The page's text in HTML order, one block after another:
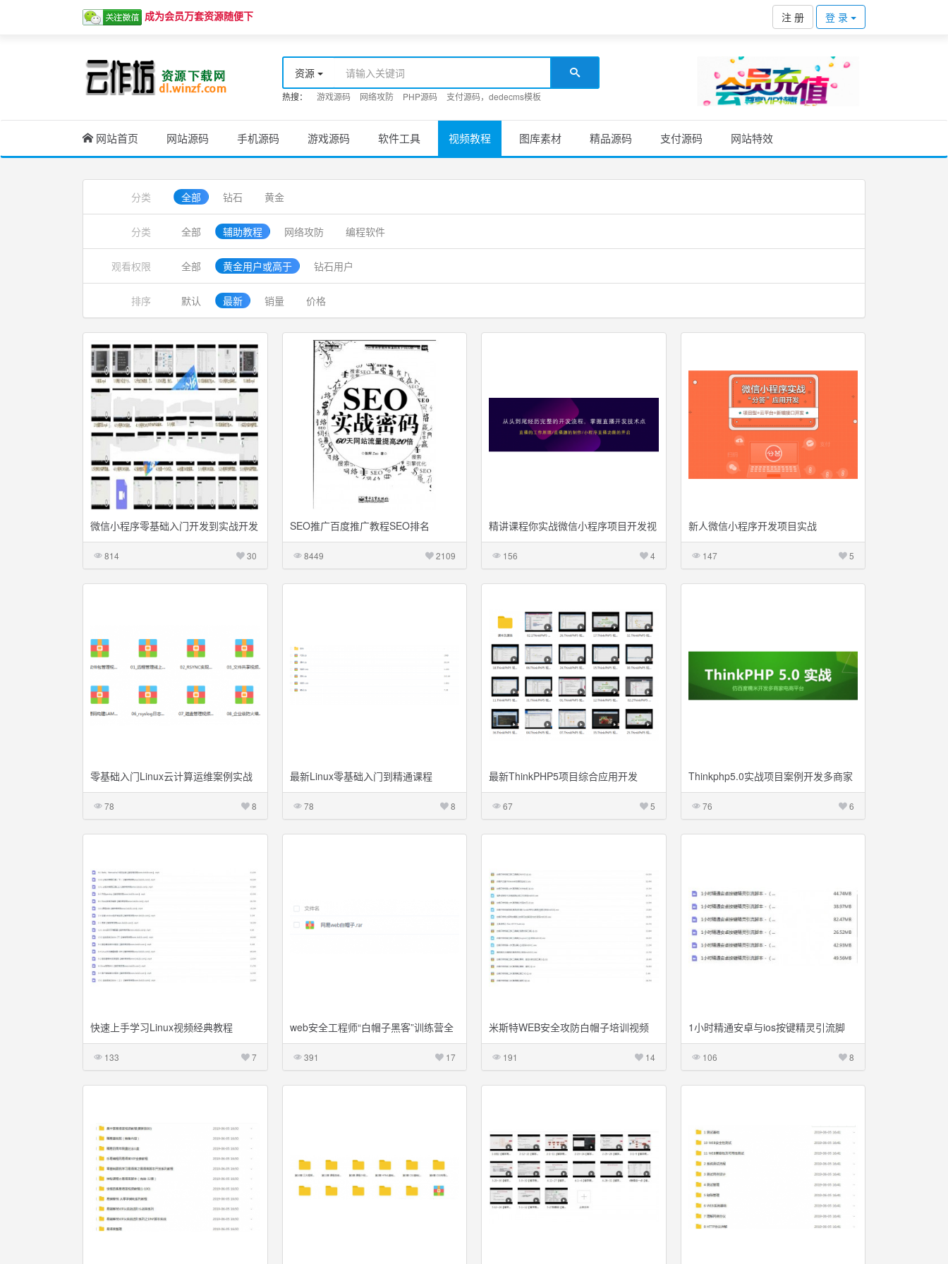
成为会员万套资源随便下 注 册 登 录
资源
热搜： 游戏源码 网络攻防 PHP源码 支付源码，dedecms模板
网站首页 网站源码 手机源码 游戏源码 软件工具 视频教程 图库素材 精品源码 支付源码 网站特效
分类 全部 钻石 黄金
分类 全部 辅助教程 网络攻防 编程软件
观看权限 全部 黄金用户或高于 钻石用户
排序 默认 最新 销量 价格
微信小程序零基础入门开发到实战开发
全套视频教程+图片教程
814 30
SEO推广百度推广教程SEO排名
8449 2109
精讲课程你实战微信小程序项目开发视
频
156 4
新人微信小程序开发项目实战
147 5
零基础入门Linux云计算运维案例实战
精讲
78 8
最新Linux零基础入门到精通课程
78 8
最新ThinkPHP5项目综合应用开发
67 5
Thinkphp5.0实战项目案例开发多商家
电商团购平台
76 6
快速上手学习Linux视频经典教程
133 7
web安全工程师“白帽子黑客”训练营全
套视频教程
391 17
米斯特WEB安全攻防白帽子培训视频
教程【入门+基础38节课】
191 14
1小时精通安卓与ios按键精灵引流脚
本-课程10课
106 8